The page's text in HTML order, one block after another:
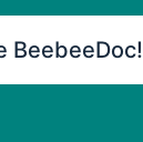
BeebeeDoc!